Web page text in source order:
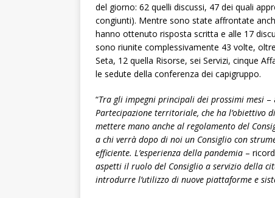
del giorno: 62 quelli discussi, 47 dei quali
congiunti). Mentre sono state affrontate
hanno ottenuto risposta scritta e alle 17
sono riunite complessivamente 43 volte,
Seta, 12 quella Risorse, sei Servizi, cinque
le sedute della conferenza dei capigruppo.
“Tra gli impegni principali dei prossimi mesi –
Partecipazione territoriale, che ha l’obiettivo
mettere mano anche al regolamento del
a chi verrà dopo di noi un Consiglio con
efficiente. L’esperienza della pandemia –
aspetti il ruolo del Consiglio a servizio della
introdurre l’utilizzo di nuove piattaforme e